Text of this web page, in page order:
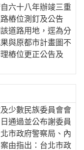
六十八年辦竣三重
樁位測釘及公告
道路用地，逕為分
與原都市計畫圖不
樁位更正公告及
數民族委員會會
通過並公布謝委員
市政府警察局、內
由指出：台北市政